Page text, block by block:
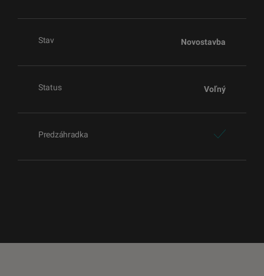
Stav Novostavba
Status Voľný
Predzáhradka